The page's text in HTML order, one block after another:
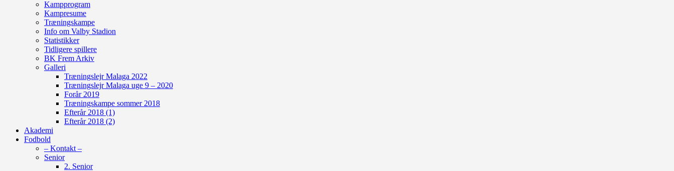
Kampprogram
Kampresume
Træningskampe
Info om Valby Stadion
Statistikker
Tidligere spillere
BK Frem Arkiv
Galleri
Træningslejr Malaga 2022
Træningslejr Malaga uge 9 – 2020
Forår 2019
Træningskampe sommer 2018
Efterår 2018 (1)
Efterår 2018 (2)
Akademi
Fodbold
– Kontakt –
Senior
2. Senior